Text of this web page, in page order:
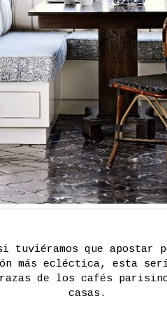
que apostar
más ecléctica, esta
de los cafés
casas.